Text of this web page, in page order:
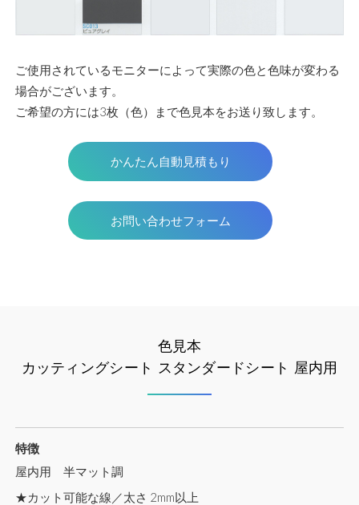
ご使用されているモニターによって実際の色と色味が変わる
場合がございます。
ご希望の方には3枚（色）まで色見本をお送り致します。
かんたん自動見積もり
お問い合わせフォーム
色見本
カッティングシート スタンダードシート 屋内用
特徴
屋内用 半マット調
★カット可能な線／太さ 2mm以上